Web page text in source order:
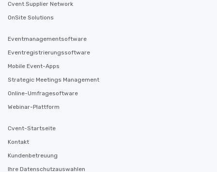
Cvent Supplier Network
OnSite Solutions
Eventmanagementsoftware
Eventregistrierungssoftware
Mobile Event-Apps
Strategic Meetings Management
Online-Umfragesoftware
Webinar-Plattform
Cvent-Startseite
Kontakt
Kundenbetreuung
Ihre Datenschutzauswahlen